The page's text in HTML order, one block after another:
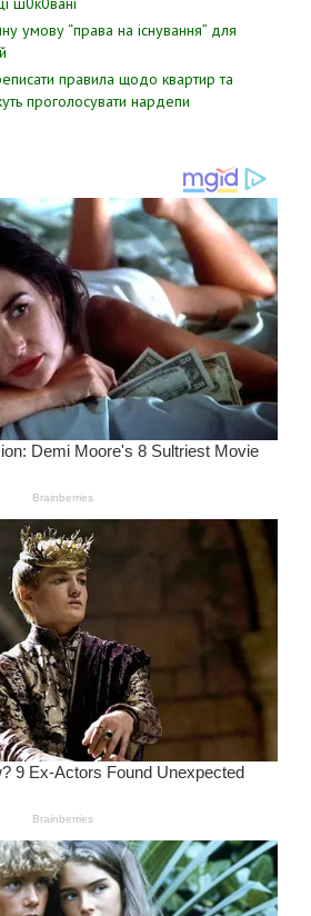
умoву “пpава на іcнування” для
правила щодо квартир та
проголосувати нардепи